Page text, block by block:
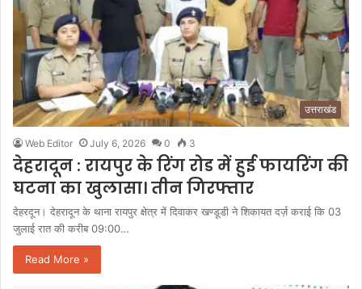
उत्तराखंड
Web Editor July 6, 2026 0 3
देहरादून : रायपुर के रिंग रोड में हुई फायरिंग की
घटना का खुलासा। तीन गिरफ्तार
देहरदून। देहरादून के थाना रायपुर क्षेत्र में दिवाकर खण्डूडी ने शिकायत दर्ज़ कराई कि 03
जुलाई रात की करीब 09:00…
Read More »